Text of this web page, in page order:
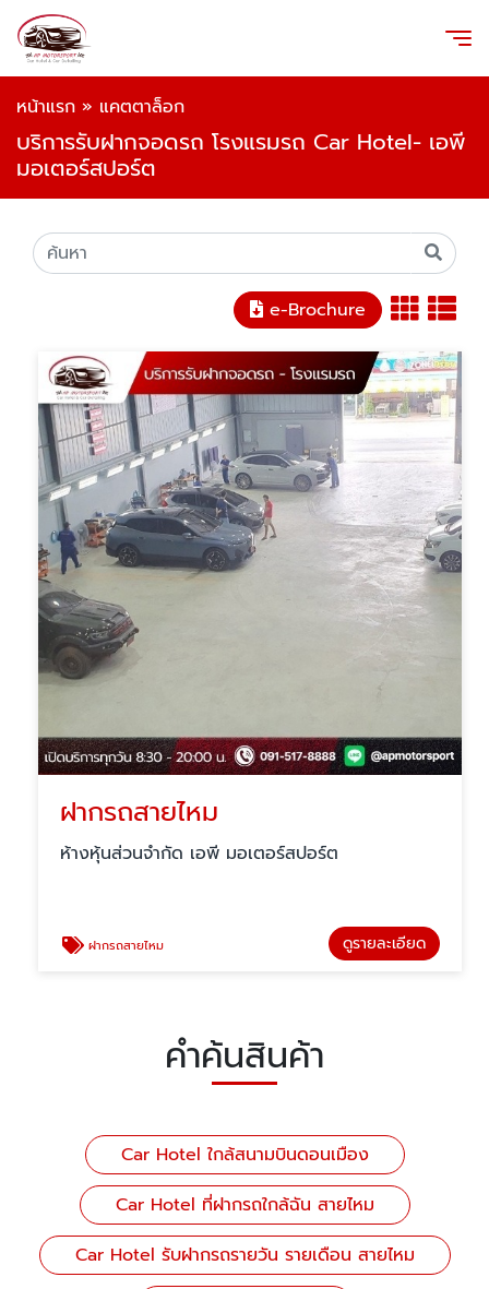
หน้าแรก » แคตตาล็อก
บริการรับฝากจอดรถ โรงแรมรถ Car Hotel- เอพี
มอเตอร์สปอร์ต
e-Brochure
ฝากรถสายไหม
ห้างหุ้นส่วนจำกัด เอพี มอเตอร์สปอร์ต
ฝากรถสายไหม ดูรายละเอียด
คำค้นสินค้า
Car Hotel ใกล้สนามบินดอนเมือง
Car Hotel ที่ฝากรถใกล้ฉัน สายไหม
Car Hotel รับฝากรถรายวัน รายเดือน สายไหม